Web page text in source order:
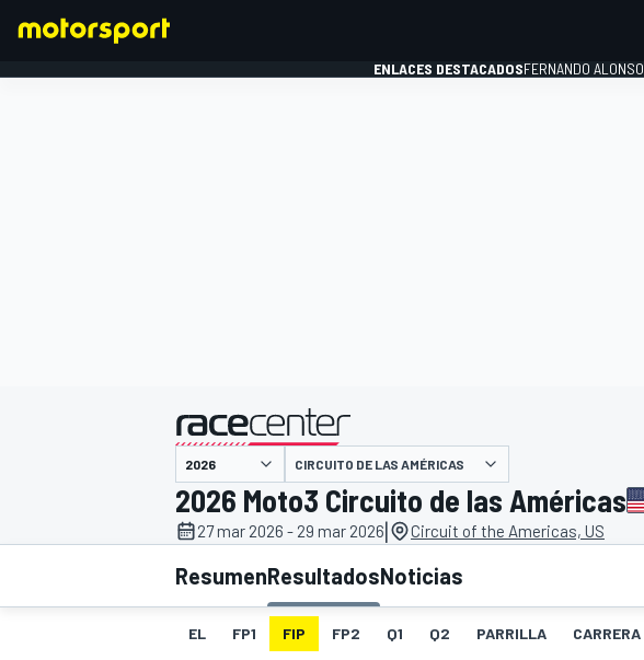
INDYCAR WRC
ENLACES DESTACADOSFERNANDO ALONSO
presentado por
CIRCUITO DE LAS AMÉRICAS
2026 Moto3 Circuito de las Américas
27 mar 2026 - 29 mar 2026| Circuit of the Americas, US
ResumenResultadosNoticias
EL FP1 FIP FP2 Q1 Q2 PARRILLA CARRERA